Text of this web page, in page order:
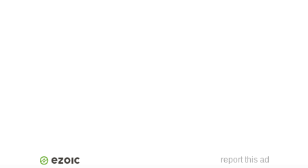
report this ad